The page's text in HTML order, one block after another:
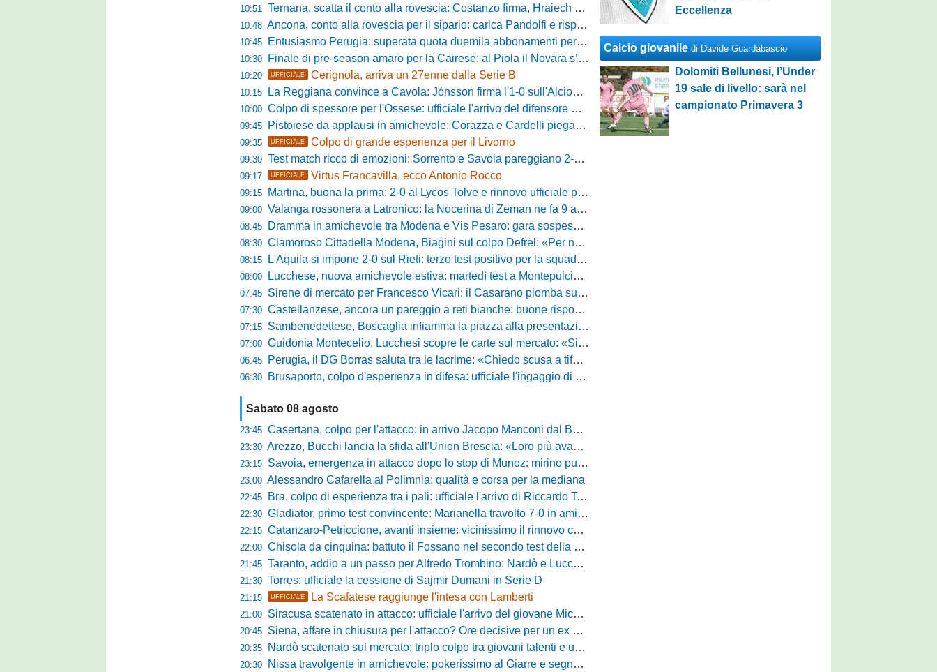
10:51 Ternana, scatta il conto alla rovescia: Costanzo firma, Hraiech vicino e nel pomeriggio c'è l'amichevole
10:48 Ancona, conto alla rovescia per il sipario: carica Pandolfi e risposta da record degli abbonati
10:45 Entusiasmo Perugia: superata quota duemila abbonamenti per il prossimo campionato
10:30 Finale di pre-season amaro per la Cairese: al Piola il Novara s’impone 2-0 con super Valdesi
10:20 UFFICIALE Cerignola, arriva un 27enne dalla Serie B
10:15 La Reggiana convince a Cavola: Jónsson firma l'1-0 sull'Alcione Milano
10:00 Colpo di spessore per l'Ossese: ufficiale l'arrivo del difensore Riccardo Idda
09:45 Pistoiese da applausi in amichevole: Corazza e Cardelli piegano lo Scandicci per 1-0
09:35 UFFICIALE Colpo di grande esperienza per il Livorno
09:30 Test match ricco di emozioni: Sorrento e Savoia pareggiano 2-2 in amichevole
09:17 UFFICIALE Virtus Francavilla, ecco Antonio Rocco
09:15 Martina, buona la prima: 2-0 al Lycos Tolve e rinnovo ufficiale per Llanos
09:00 Valanga rossonera a Latronico: la Nocerina di Zeman ne fa 9 all'Atletico Agromonte
08:45 Dramma in amichevole tra Modena e Vis Pesaro: gara sospesa per il grave infortunio di Sersanti
08:30 Clamoroso Cittadella Modena, Biagini sul colpo Defrel: «Per noi rappresenta un sogno, a volte si realizzano»
08:15 L'Aquila si impone 2-0 sul Rieti: terzo test positivo per la squadra di Andreucci
08:00 Lucchese, nuova amichevole estiva: martedì test a Montepulciano contro il Taranto
07:45 Sirene di mercato per Francesco Vicari: il Casarano piomba sul difensore del Bari
07:30 Castellanzese, ancora un pareggio a reti bianche: buone risposte per Bolzoni col Club Milano
07:15 Sambenedettese, Boscaglia infiamma la piazza alla presentazione: «Senza di voi non saremmo nulla, vi promettiamo lavoro e maglia sudata»
07:00 Guidonia Montecelio, Lucchesi scopre le carte sul mercato: «Siamo contenti del lavoro fatto, puntiamo dritti ai playoff»
06:45 Perugia, il DG Borras saluta tra le lacrime: «Chiedo scusa a tifosi e famiglia, Faroni ha perso tantissimi soldi»
06:30 Brusaporto, colpo d'esperienza in difesa: ufficiale l'ingaggio di Manuel Daffara
Sabato 08 agosto
23:45 Casertana, colpo per l'attacco: in arrivo Jacopo Manconi dal Benevento
23:30 Arezzo, Bucchi lancia la sfida all'Union Brescia: «Loro più avanti di noi, ma vogliamo dimostrare di essere competitivi»
23:15 Savoia, emergenza in attacco dopo lo stop di Munoz: mirino puntato su Philip Yeboah
23:00 Alessandro Cafarella al Polimnia: qualità e corsa per la mediana
22:45 Bra, colpo di esperienza tra i pali: ufficiale l'arrivo di Riccardo Tosi
22:30 Gladiator, primo test convincente: Marianella travolto 7-0 in amichevole
22:15 Catanzaro-Petriccione, avanti insieme: vicinissimo il rinnovo contrattuale
22:00 Chisola da cinquina: battuto il Fossano nel secondo test della preparazione estiva
21:45 Taranto, addio a un passo per Alfredo Trombino: Nardò e Lucchese sul bomber
21:30 Torres: ufficiale la cessione di Sajmir Dumani in Serie D
21:15 UFFICIALE La Scafatese raggiunge l'intesa con Lamberti
21:00 Siracusa scatenato in attacco: ufficiale l'arrivo del giovane Michele Madonna
20:45 Siena, affare in chiusura per l'attacco? Ore decisive per un ex Pistoiese
20:35 Nardò scatenato sul mercato: triplo colpo tra giovani talenti e un grande ritorno
20:30 Nissa travolgente in amichevole: pokerissimo al Giarre e segnali importanti dal ritiro
Eccellenza
Calcio giovanile di Davide Guardabascio
Dolomiti Bellunesi, l’Under
19 sale di livello: sarà nel
campionato Primavera 3